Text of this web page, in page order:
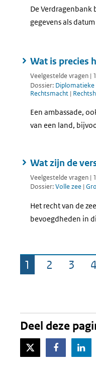
De Verdragenbank
gegevens als
Wat is precies
Veelgestelde vragen |
Dossier: Diplomatieke
Rechtsmacht |
Een ambassade,
van een land,
Wat zijn de
Veelgestelde vragen |
Dossier:Volle zee |
Het recht van de
bevoegdheden in
Pagina
1 Pagina
2 3 4
Deel deze
X-TwitterFacebook